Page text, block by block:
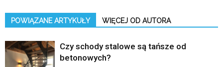
POWIĄZANE ARTYKUŁY WIĘCEJ OD AUTORA
Czy schody stalowe są tańsze od
betonowych?